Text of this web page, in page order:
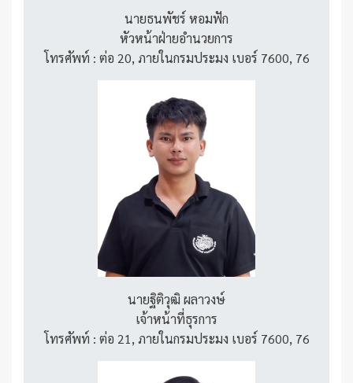
นายธนพัชร์ หอมฟัก
หัวหน้าฝ่ายอำนวยการ
โทรศัพท์ : ต่อ 20, ภายในกรมประมง เบอร์ 7600, 76
นายฐิติวุฒิ ผลาวงษ์
เจ้าหน้าที่ธุรการ
โทรศัพท์ : ต่อ 21, ภายในกรมประมง เบอร์ 7600, 76